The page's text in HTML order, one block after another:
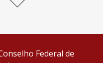
YouTube
Federal de